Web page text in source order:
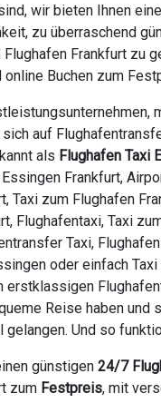
wir bieten Ihnen
zu überraschend
Flughafen Frankfurt zu
Buchen zum
auf
als Flughafen Taxi
Frankfurt,
Taxi zum Flughafen
Flughafentaxi, Taxi
Taxi,
oder einfach Taxi
erstklassigen
Reise haben und
gelangen. Und so
günstigen 24/7
zum Festpreis, mit